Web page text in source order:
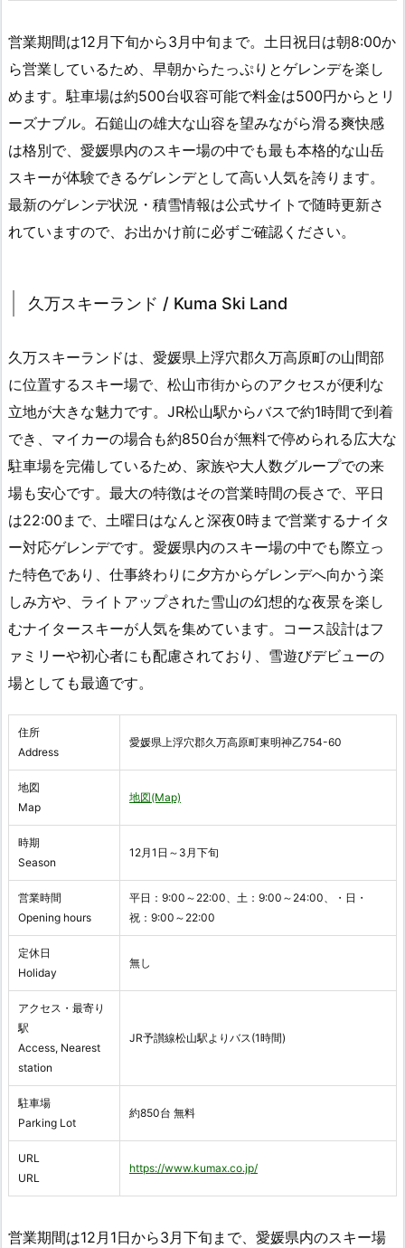
営業期間は12月下旬から3月中旬まで。土日祝日は朝8:00か
ら営業しているため、早朝からたっぷりとゲレンデを楽し
めます。駐車場は約500台収容可能で料金は500円からとリ
ーズナブル。石鎚山の雄大な山容を望みながら滑る爽快感
は格別で、愛媛県内のスキー場の中でも最も本格的な山岳
スキーが体験できるゲレンデとして高い人気を誇ります。
最新のゲレンデ状況・積雪情報は公式サイトで随時更新さ
れていますので、お出かけ前に必ずご確認ください。
久万スキーランド / Kuma Ski Land
久万スキーランドは、愛媛県上浮穴郡久万高原町の山間部
に位置するスキー場で、松山市街からのアクセスが便利な
立地が大きな魅力です。JR松山駅からバスで約1時間で到着
でき、マイカーの場合も約850台が無料で停められる広大な
駐車場を完備しているため、家族や大人数グループでの来
場も安心です。最大の特徴はその営業時間の長さで、平日
は22:00まで、土曜日はなんと深夜0時まで営業するナイタ
ー対応ゲレンデです。愛媛県内のスキー場の中でも際立っ
た特色であり、仕事終わりに夕方からゲレンデへ向かう楽
しみ方や、ライトアップされた雪山の幻想的な夜景を楽し
むナイタースキーが人気を集めています。コース設計はフ
ァミリーや初心者にも配慮されており、雪遊びデビューの
場としても最適です。
住所
Address
愛媛県上浮穴郡久万高原町東明神乙754-60
地図
Map
地図(Map)
時期
Season
12月1日～3月下旬
営業時間
Opening hours
平日：9:00～22:00、土：9:00～24:00、・日・
祝：9:00～22:00
定休日
Holiday
無し
アクセス・最寄り
駅
Access, Nearest
station
JR予讃線松山駅よりバス(1時間)
駐車場
Parking Lot
約850台 無料
URL
URL
https://www.kumax.co.jp/
営業期間は12月1日から3月下旬まで、愛媛県内のスキー場